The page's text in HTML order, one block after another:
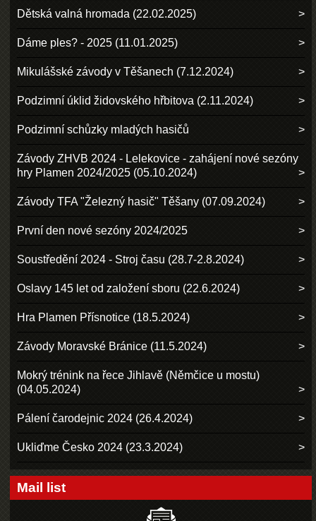
Dětská valná hromada (22.02.2025)
Dáme ples? - 2025 (11.01.2025)
Mikulášské závody v Těšanech (7.12.2024)
Podzimní úklid židovského hřbitova (2.11.2024)
Podzimní schůzky mladých hasičů
Závody ZHVB 2024 - Lelekovice - zahájení nové sezóny
hry Plamen 2024/2025 (05.10.2024)
Závody TFA "Železný hasič" Těšany (07.09.2024)
První den nové sezóny 2024/2025
Soustředění 2024 - Stroj času (28.7-2.8.2024)
Oslavy 145 let od založení sboru (22.6.2024)
Hra Plamen Přísnotice (18.5.2024)
Závody Moravské Bránice (11.5.2024)
Mokrý trénink na řece Jihlavě (Němčice u mostu)
(04.05.2024)
Pálení čarodejnic 2024 (26.4.2024)
Ukliďme Česko 2024 (23.3.2024)
Mail list